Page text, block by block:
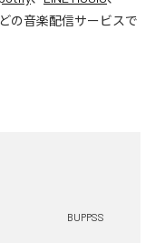
の音楽配信サービスで
BUPPSS